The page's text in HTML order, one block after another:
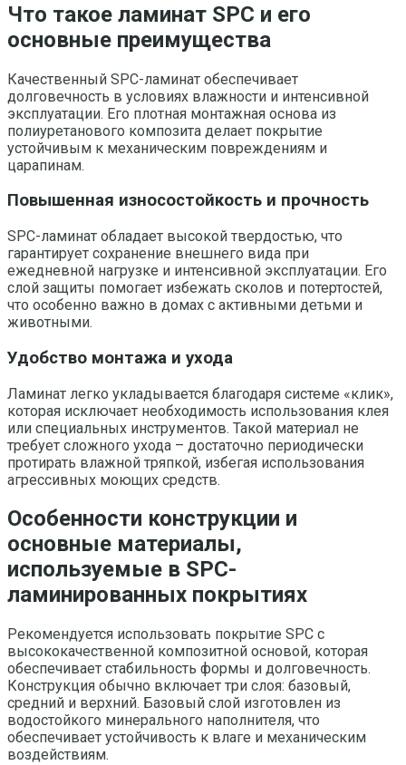
Что такое ламинат SPC и его
основные преимущества
Качественный SPC-ламинат обеспечивает
долговечность в условиях влажности и интенсивной
эксплуатации. Его плотная монтажная основа из
полиуретанового композита делает покрытие
устойчивым к механическим повреждениям и
царапинам.
Повышенная износостойкость и прочность
SPC-ламинат обладает высокой твердостью, что
гарантирует сохранение внешнего вида при
ежедневной нагрузке и интенсивной эксплуатации. Его
слой защиты помогает избежать сколов и потертостей,
что особенно важно в домах с активными детьми и
животными.
Удобство монтажа и ухода
Ламинат легко укладывается благодаря системе «клик»,
которая исключает необходимость использования клея
или специальных инструментов. Такой материал не
требует сложного ухода – достаточно периодически
протирать влажной тряпкой, избегая использования
агрессивных моющих средств.
Особенности конструкции и
основные материалы,
используемые в SPC-
ламинированных покрытиях
Рекомендуется использовать покрытие SPC с
высококачественной композитной основой, которая
обеспечивает стабильность формы и долговечность.
Конструкция обычно включает три слоя: базовый,
средний и верхний. Базовый слой изготовлен из
водостойкого минерального наполнителя, что
обеспечивает устойчивость к влаге и механическим
воздействиям.